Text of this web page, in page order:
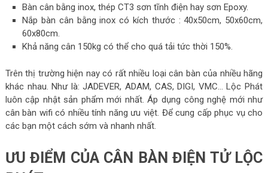
Bàn cân bằng inox, thép CT3 sơn tĩnh điện hay sơn Epoxy.
Nắp bàn cân bằng inox có kích thước : 40x50cm, 50x60cm,
60x80cm.
Khả năng cân 150kg có thể cho quá tải tức thời 150%.
Trên thị trường hiện nay có rất nhiều loại cân bàn của nhiều hãng
khác nhau. Như là: JADEVER, ADAM, CAS, DIGI, VMC… Lộc Phát
luôn cập nhật sản phẩm mới nhất. Áp dụng công nghệ mới như
cân bàn wifi có nhiều tính năng ưu việt. Để cung cấp phục vụ cho
các bạn một cách sớm và nhanh nhất.
ƯU ĐIỂM CỦA CÂN BÀN ĐIỆN TỬ LỘC